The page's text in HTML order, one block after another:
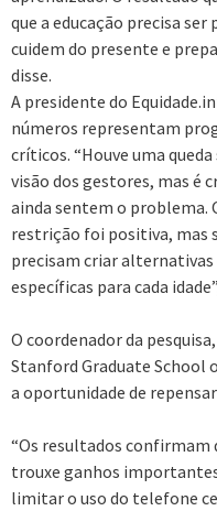
que a educação precisa
cuidem do presente e
disse.
A presidente do
números representam
críticos. “Houve uma
visão dos gestores, mas é
ainda sentem o problema.
restrição foi positiva, mas
precisam criar
específicas para cada
O coordenador da
Stanford Graduate School
a oportunidade de
“Os resultados confirmam
trouxe ganhos
limitar o uso do telefone